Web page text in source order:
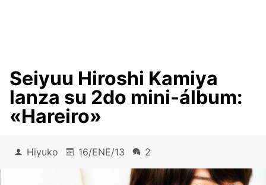
Seiyuu Hiroshi Kamiya
lanza su 2do mini-álbum:
«Hareiro»
Hiyuko 16/ENE/13 2